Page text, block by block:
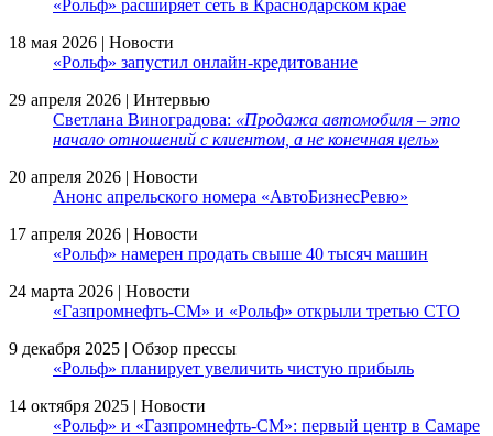
«Рольф» расширяет сеть в Краснодарском крае
18 мая 2026 | Новости
«Рольф» запустил онлайн-кредитование
29 апреля 2026 | Интервью
Светлана Виноградова: «Продажа автомобиля – это
начало отношений с клиентом, а не конечная цель»
20 апреля 2026 | Новости
Анонс апрельского номера «АвтоБизнесРевю»
17 апреля 2026 | Новости
«Рольф» намерен продать свыше 40 тысяч машин
24 марта 2026 | Новости
«Газпромнефть-СМ» и «Рольф» открыли третью СТО
9 декабря 2025 | Обзор прессы
«Рольф» планирует увеличить чистую прибыль
14 октября 2025 | Новости
«Рольф» и «Газпромнефть-СМ»: первый центр в Самаре